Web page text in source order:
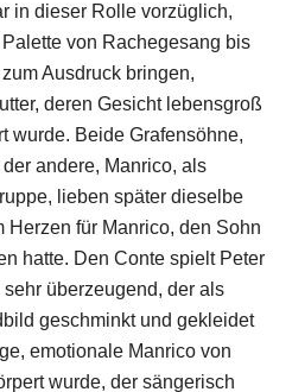
in dieser Rolle vorzüglich,
von Rachegesang bis
Ausdruck bringen,
deren Gesicht lebensgroß
wurde. Beide Grafensöhne,
andere, Manrico, als
lieben später dieselbe
Herzen für Manrico, den Sohn
hatte. Den Conte spielt Peter
überzeugend, der als
geschminkt und gekleidet
emotionale Manrico von
wurde, der sängerisch